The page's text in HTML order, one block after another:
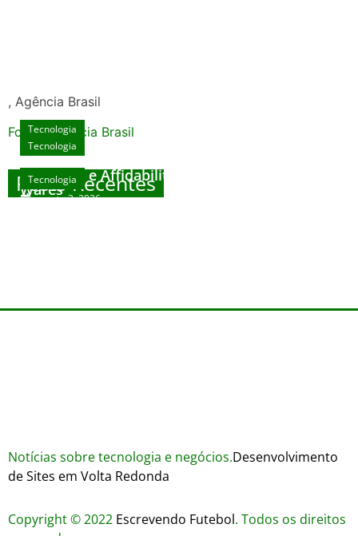
, Agência Brasil
Fonte: Agencia Brasil
Posts Recentes
Tecnologia
Unlock Exclusive Rewards at The Big Dog
House
agosto 3, 2026
Tecnologia
Sicurezza e Affidabilità di Mr Nulls Wicked
Wares
Tecnologia
Tecnologia
Notícias sobre tecnologia e negócios.Desenvolvimento
de Sites em Volta Redonda
Copyright © 2022 Escrevendo Futebol. Todos os direitos